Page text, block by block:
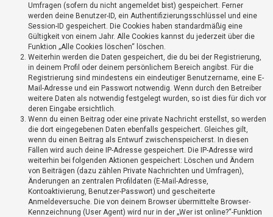
Umfragen (sofern du nicht angemeldet bist) gespeichert. Ferner
werden deine Benutzer-ID, ein Authentifizierungsschlüssel und eine
Session-ID gespeichert. Die Cookies haben standardmäßig eine
Gültigkeit von einem Jahr. Alle Cookies kannst du jederzeit über die
Funktion „Alle Cookies löschen“ löschen.
Weiterhin werden die Daten gespeichert, die du bei der Registrierung,
in deinem Profil oder deinem persönlichem Bereich angibst. Für die
Registrierung sind mindestens ein eindeutiger Benutzername, eine E-
Mail-Adresse und ein Passwort notwendig. Wenn durch den Betreiber
weitere Daten als notwendig festgelegt wurden, so ist dies für dich vor
deren Eingabe ersichtlich.
Wenn du einen Beitrag oder eine private Nachricht erstellst, so werden
die dort eingegebenen Daten ebenfalls gespeichert. Gleiches gilt,
wenn du einen Beitrag als Entwurf zwischenspeicherst. In diesen
Fällen wird auch deine IP-Adresse gespeichert. Die IP-Adresse wird
weiterhin bei folgenden Aktionen gespeichert: Löschen und Ändern
von Beiträgen (dazu zählen Private Nachrichten und Umfragen),
Änderungen an zentralen Profildaten (E-Mail-Adresse,
Kontoaktivierung, Benutzer-Passwort) und gescheiterte
Anmeldeversuche. Die von deinem Browser übermittelte Browser-
Kennzeichnung (User Agent) wird nur in der „Wer ist online?“-Funktion